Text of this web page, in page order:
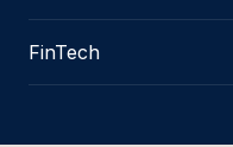
FinTech